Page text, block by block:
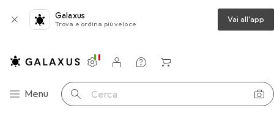
Galaxus
Trova e ordina più veloce Vai all'app
Categoria Navigazione
Menu Cerca
Impostazioni
Conto cliente
Liste di confronto
Liste dei desideri
Carrello